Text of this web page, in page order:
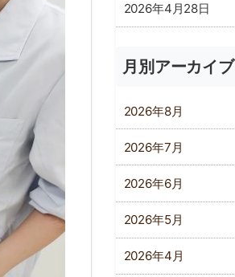
2026年4月28日
月別アーカイブ
2026年8月
2026年7月
2026年6月
2026年5月
2026年4月